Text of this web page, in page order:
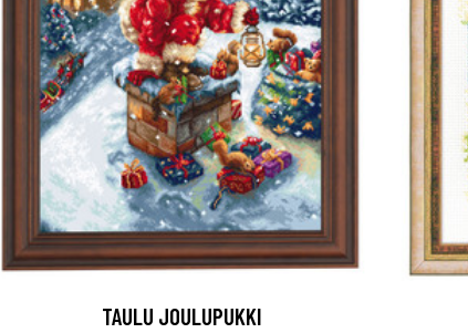
TAULU JOULUPUKKI